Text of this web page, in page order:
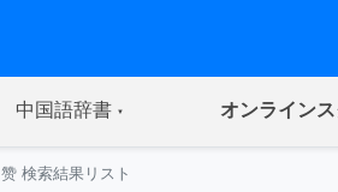
中国語辞書(current) オンライン
赞 検索結果リスト